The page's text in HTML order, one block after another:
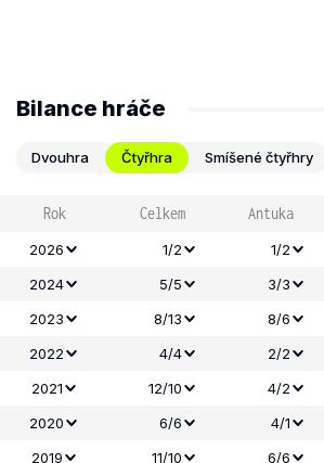
Bilance hráče
Dvouhra Čtyřhra Smíšené čtyřhry
Rok Celkem Antuka
2026 1/2 1/2
2024 5/5 3/3
2023
8/13 8/6
2022
4/4 2/2
2021
12/10 4/2
2020
6/6 4/1
2019
11/10 6/6